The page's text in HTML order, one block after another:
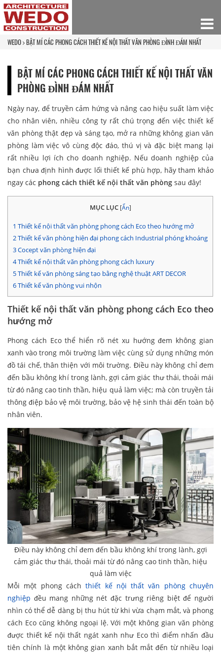
WEDO BẬT MÍ CÁC PHONG CÁCH THIẾT KẾ NỘI THẤT VĂN PHÒNG ĐÌNH ĐÁM NHẤT
BẬT MÍ CÁC PHONG CÁCH THIẾT KẾ NỘI THẤT VĂN
PHÒNG ĐÌNH ĐÁM NHẤT
Ngày nay, để truyền cảm hứng và nâng cao hiệu suất làm việc
cho nhân viên, nhiều công ty rất chú trọng đến việc thiết kế
văn phòng thật đẹp và sáng tạo, mở ra những không gian văn
phòng làm việc vô cùng độc đáo, thú vị và đặc biệt mang lại
rất nhiều lợi ích cho doanh nghiệp. Nếu doanh nghiệp của
bạn chưa định hình được lối thiết kế phù hợp, hãy tham khảo
ngay các phong cách thiết kế nội thất văn phòng sau đây!
MỤC LỤC [Ẩn]
1 Thiết kế nội thất văn phòng phong cách Eco theo hướng mở
2Thiết kế văn phòng hiện đại phong cách Industrial phóng khoáng
3Cocept văn phòng hiện đại
4Thiết kế nội thất văn phòng phong cách luxury
5Thiết kế văn phòng sáng tạo bằng nghệ thuật ART DECOR
6Thiết kế văn phòng vui nhộn
Thiết kế nội thất văn phòng phong cách Eco theo
hướng mở
Phong cách Eco thể hiển rõ nét xu hướng đem không gian
xanh vào trong môi trường làm việc cùng sử dụng những món
đồ tái chế, thân thiện với môi trường. Điều này không chỉ đem
đến bầu không khí trong lành, gợi cảm giác thư thái, thoải mái
từ đó nâng cao tinh thần, hiệu quả làm việc; mà còn truyền tải
thông điệp bảo vệ môi trường, bảo vệ hệ sinh thái đến toàn bộ
nhân viên.
Điều này không chỉ đem đến bầu không khí trong lành, gợi
cảm giác thư thái, thoải mái từ đó nâng cao tinh thần, hiệu
quả làm việc
Mỗi một phong cáchthiết kế nội thất văn phòng chuyên
nghiệp đều mang những nét đặc trưng riêng biệt để người
nhìn có thể dễ dàng bị thu hút từ khi vừa chạm mắt, và phong
cách Eco cũng không ngoại lệ. Với một không gian văn phòng
được thiết kế nội thất ngát xanh như Eco thì điểm nhấn đầu
tiên chính là một không gian xanh bắt mắt đến từ nhiều loại